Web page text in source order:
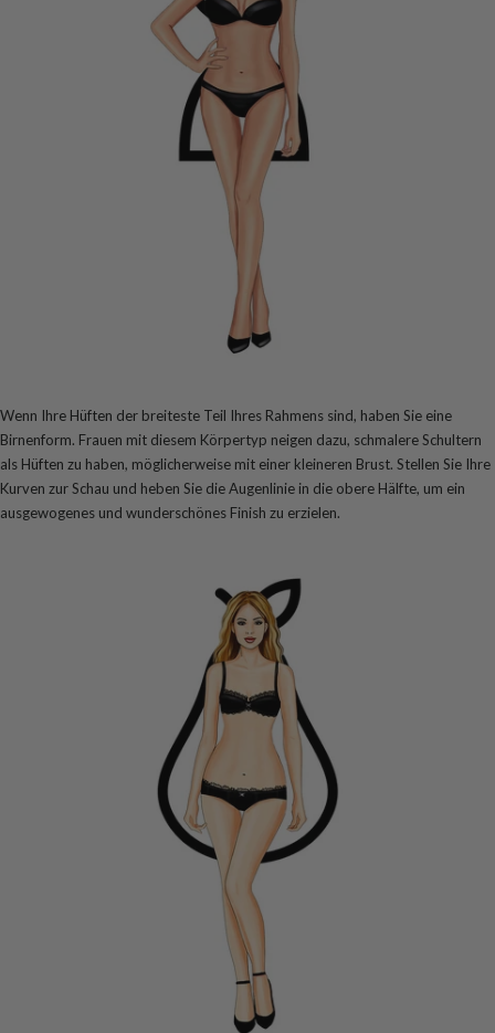
Wenn Ihre Hüften der breiteste Teil Ihres Rahmens sind, haben Sie eine
Birnenform. Frauen mit diesem Körpertyp neigen dazu, schmalere Schultern
als Hüften zu haben, möglicherweise mit einer kleineren Brust. Stellen Sie Ihre
Kurven zur Schau und heben Sie die Augenlinie in die obere Hälfte, um ein
ausgewogenes und wunderschönes Finish zu erzielen.